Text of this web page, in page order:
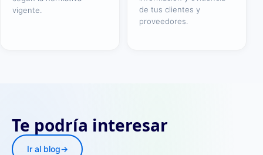
vigente.
de tus clientes y
proveedores.
Te podría interesar
Ir al blog→